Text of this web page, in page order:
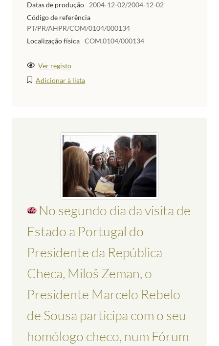
Datas de produção
2004-12-02/2004-12-02
Código de referência
PT/PR/AHPR/COM/0104/000134
Localização física COM.0104/000134
Ver registo
Adicionar à lista
No segundo dia da visita de
Estado a Portugal do
Presidente da República
Checa, Miloš Zeman, o
Presidente Marcelo Rebelo
de Sousa participa com o seu
homólogo checo, num Fórum